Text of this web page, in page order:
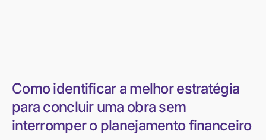
Como identificar a melhor estratégia
para concluir uma obra sem
interromper o planejamento financeiro